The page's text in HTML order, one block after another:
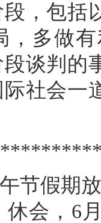
，包括
，多做
谈判的
社会一
节假期
休会，6